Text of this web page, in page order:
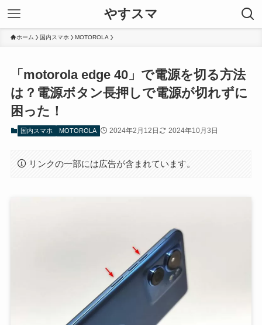
やすスマ
ホーム 国内スマホ MOTOROLA
「motorola edge 40」で電源を切る方法
は？電源ボタン長押しで電源が切れずに
困った！
国内スマホ MOTOROLA 2024年2月12日 2024年10月3日
リンクの一部には広告が含まれています。